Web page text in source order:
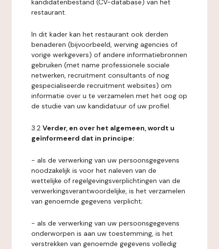
kandidatenbestand (CV-database) van het
restaurant.
In dit kader kan het restaurant ook derden
benaderen (bijvoorbeeld, werving agencies of
vorige werkgevers) of andere informatiebronnen
gebruiken (met name professionele sociale
netwerken, recruitment consultants of nog
gespecialiseerde recruitment websites) om
informatie over u te verzamelen met het oog op
de studie van uw kandidatuur of uw profiel.
3.2 Verder, en over het algemeen, wordt u
geïnformeerd dat in principe:
- als de verwerking van uw persoonsgegevens
noodzakelijk is voor het naleven van de
wettelijke of regelgevingsverplichtingen van de
verwerkingsverantwoordelijke, is het verzamelen
van genoemde gegevens verplicht;
- als de verwerking van uw persoonsgegevens
onderworpen is aan uw toestemming, is het
verstrekken van genoemde gegevens volledig